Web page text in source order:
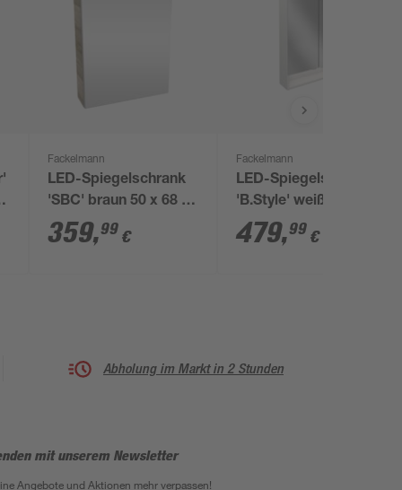
Fackelmann
LED-Spiegelschrank
'SBC' braun 50 x 68 x
15,3 cm rechts
359,99 €
Fackelmann
LED-Spiegelschrank
'B.Style' weiß 60 x
81,2 x 15,3 cm
479,99 €
Abholung im Markt in 2 Stunden
mit unserem Newsletter
Angebote und Aktionen mehr verpassen!